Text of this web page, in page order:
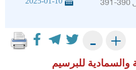
+
-
والسمادية للبرسيم